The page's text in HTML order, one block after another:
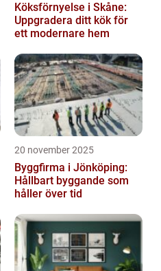
Köksförnyelse i Skåne:
Uppgradera ditt kök för
ett modernare hem
20 november 2025
Byggfirma i Jönköping:
Hållbart byggande som
håller över tid